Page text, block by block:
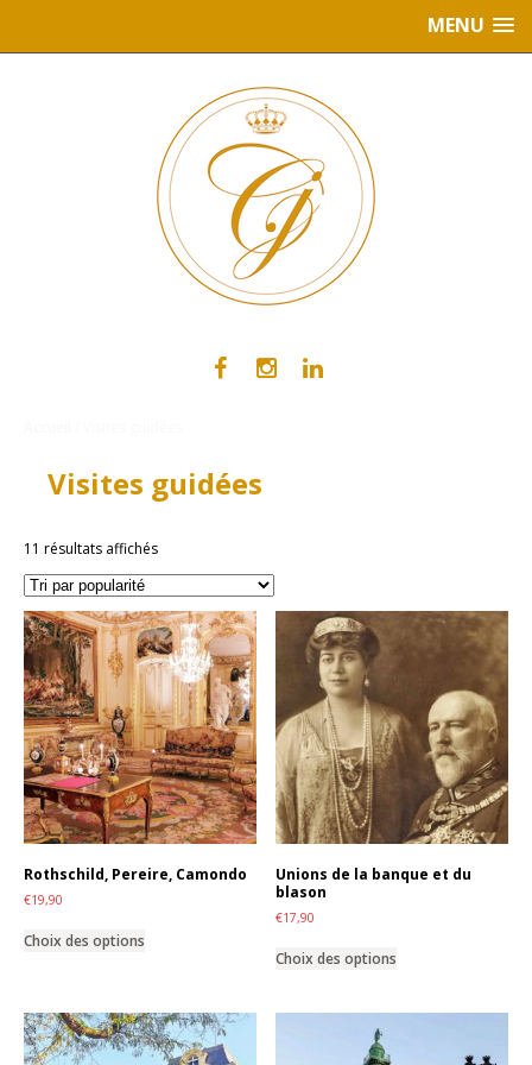
MENU
Visites guidées
11 résultats affichésTrié
par
popularité
Rothschild, Pereire, Camondo
€19,90
Choix des options
variations.
Les
options
Unions de la banque et du
blason
€17,90
Choix des options
plusieurs